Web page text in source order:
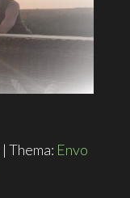
| Thema: Envo